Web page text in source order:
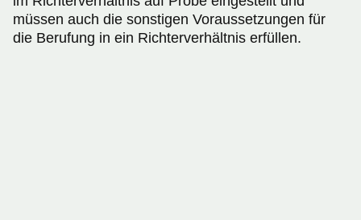
müssen auch die sonstigen Voraussetzungen für
die Berufung in ein Richterverhältnis erfüllen.